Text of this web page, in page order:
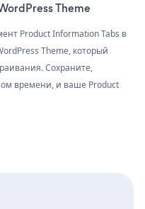
Theme
Product Information Tabs в
Theme, который
Сохраните,
времени, и ваше Product